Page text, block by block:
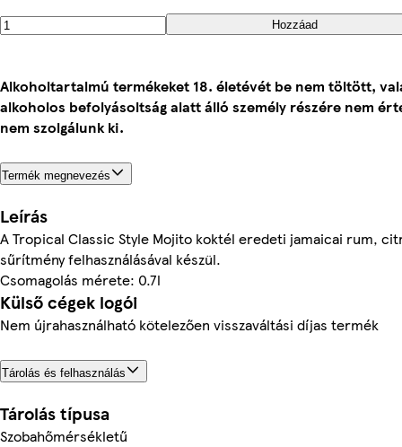
Hozzáad
Alkoholtartalmú termékeket 18. életévét be nem töltött,
alkoholos befolyásoltság alatt álló személy részére nem
nem szolgálunk ki.
Termék megnevezés
Leírás
A Tropical Classic Style Mojito koktél eredeti jamaicai rum,
sűrítmény felhasználásával készül.
Csomagolás mérete: 0.7l
Külső cégek logói
Nem újrahasználható kötelezően visszaváltási díjas termék
Tárolás és felhasználás
Tárolás típusa
Szobahőmérsékletű